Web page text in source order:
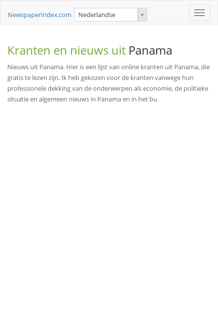
Toggle
NewspaperIndex.com Nederlandse
Kranten en nieuws uit Panama
Nieuws uit Panama. Hier is een lijst van online kranten uit Panama, die
gratis te lezen zijn. Ik heb gekozen voor de kranten vanwege hun
professionele dekking van de onderwerpen als economie, de politieke
situatie en algemeen nieuws in Panama en in het bu